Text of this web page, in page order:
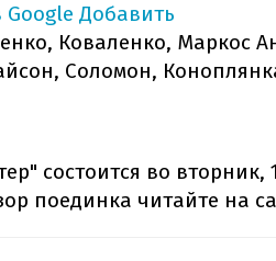
Добавить
Коваленко, Маркос
Соломон,
состоится во вторник,
поединка читайте на